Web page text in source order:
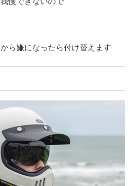
ら嫌になったら付け替えます